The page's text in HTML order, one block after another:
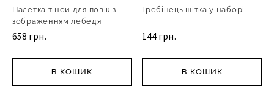
Палетка тіней для повік з
зображенням лебедя
658 грн.
В КОШИК
Гребінець щітка у наборі
144 грн.
В КОШИК